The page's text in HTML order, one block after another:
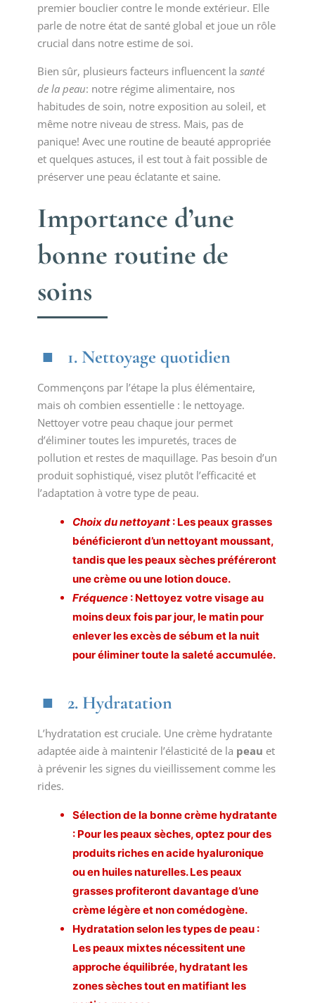
premier bouclier contre le monde extérieur. Elle
parle de notre état de santé global et joue un rôle
crucial dans notre estime de soi.
Bien sûr, plusieurs facteurs influencent la santé
de la peau: notre régime alimentaire, nos
habitudes de soin, notre exposition au soleil, et
même notre niveau de stress. Mais, pas de
panique! Avec une routine de beauté appropriée
et quelques astuces, il est tout à fait possible de
préserver une peau éclatante et saine.
Importance d’une
bonne routine de
soins
1. Nettoyage quotidien
Commençons par l’étape la plus élémentaire,
mais oh combien essentielle : le nettoyage.
Nettoyer votre peau chaque jour permet
d’éliminer toutes les impuretés, traces de
pollution et restes de maquillage. Pas besoin d’un
produit sophistiqué, visez plutôt l’efficacité et
l’adaptation à votre type de peau.
Choix du nettoyant: Lespeaux grasses
bénéficieront d’un nettoyant moussant,
tandis que lespeaux sèchespréféreront
une crème ou une lotion douce.
Fréquence: Nettoyez votrevisageau
moins deux fois par jour, le matin pour
enlever les excès de sébum et la nuit
pour éliminer toute la saleté accumulée.
2. Hydratation
L’hydratation est cruciale. Une crème hydratante
adaptée aide à maintenir l’élasticité de la peau et
à prévenir les signes du vieillissement comme les
rides.
Sélection de la bonnecrème hydratante
: Pour les peaux sèches, optez pour des
produits riches en acide hyaluronique
ou en huiles naturelles. Les peaux
grasses profiteront davantage d’une
crème légère et non comédogène.
Hydratation selon les types de peau :
Les peaux mixtes nécessitent une
approche équilibrée, hydratant les
zones sèches tout en matifiant les